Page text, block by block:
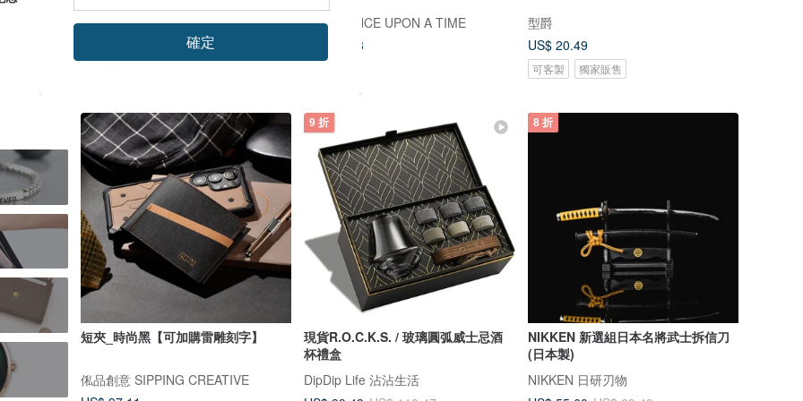
愛說話禮物卡片部屋
US$ 45.04
鹿角兔 ONCE UPON A TIME
US$ 70.38
型爵
US$ 20.49
可客製 獨家販售
短夾_時尚黑【可加購雷雕刻字】
俬品創意 SIPPING CREATIVE
9 折
現貨R.O.C.K.S. / 玻璃圓弧威士忌酒
杯禮盒
DipDip Life 沾沾生活
8 折
NIKKEN 新選組日本名將武士拆信刀
(日本製)
NIKKEN 日研刃物
確定